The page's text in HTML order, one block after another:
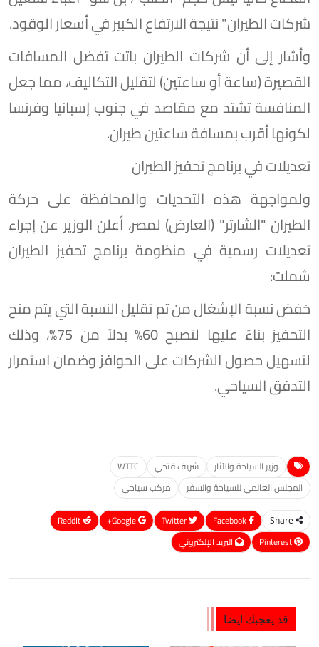
شركات الطيران" نتيجة الارتفاع الكبير في أسعار الوقود.
وأشار إلى أن شركات الطيران باتت تفضل المسافات
القصيرة (ساعة أو ساعتين) لتقليل التكاليف، مما جعل
المنافسة تشتد مع مقاصد في جنوب إسبانيا وفرنسا
لكونها أقرب بمسافة ساعتين طيران.
​تعديلات في برنامج تحفيز الطيران
​ولمواجهة هذه التحديات والمحافظة على حركة
الطيران "الشارتر" (العارض) لمصر، أعلن الوزير عن إجراء
تعديلات رسمية في منظومة برنامج تحفيز الطيران
شملت:
​خفض نسبة الإشغال من تم تقليل النسبة التي يتم منح
التحفيز بناءً عليها لتصبح 60% بدلاً من 75%، وذلك
لتسهيل حصول الشركات على الحوافز وضمان استمرار
التدفق السياحي.
وزير السياحة والآثار شريف فتحي
WTTC
المجلس العالمي للسياحة والسفر
مركب سياحي
Share
Google+
ReddIt
Pinterest
البريد الإلكتروني
قد يعجبك ايضا